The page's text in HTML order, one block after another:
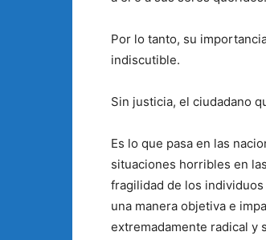
Por lo tanto, su
indiscutible.
Sin justicia, el ciudadano
Es lo que pasa en las
situaciones horribles en
fragilidad de los
una manera objetiva e
extremadamente radical y